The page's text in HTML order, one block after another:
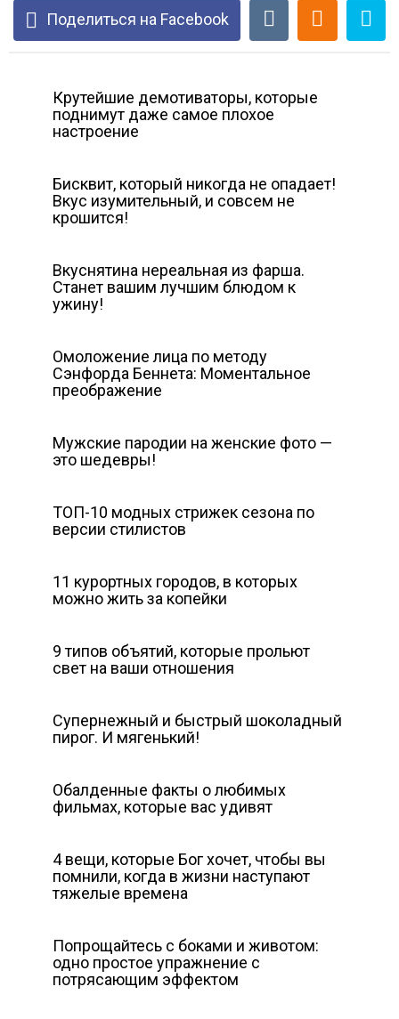
Поделиться на Facebook
Крутейшие демотиваторы, которые
поднимут даже самое плохое
настроение
Бисквит, который никогда не опадает!
Вкус изумительный, и совсем не
крошится!
Вкуснятина нереальная из фарша.
Станет вашим лучшим блюдом к
ужину!
Омоложение лица по методу
Сэнфорда Беннета: Моментальное
преображение
Мужские пародии на женские фото —
это шедевры!
ТОП-10 модных стрижек сезона по
версии стилистов
11 курортных городов, в которых
можно жить за копейки
9 типов объятий, которые прольют
свет на ваши отношения
Супернежный и быстрый шоколадный
пирог. И мягенький!
Обалденные факты о любимых
фильмах, которые вас удивят
4 вещи, которые Бог хочет, чтобы вы
помнили, когда в жизни наступают
тяжелые времена
Попрощайтесь с боками и животом:
одно простое упражнение с
потрясающим эффектом